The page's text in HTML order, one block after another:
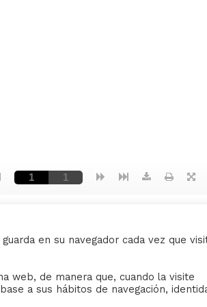
AVISO LEGAL
en su navegador cada vez que
web, de manera que, cuando la visite
a sus hábitos de navegación,